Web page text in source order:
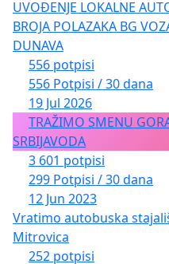
UVOĐENJE LOKALNE
BROJA POLAZAKA BG
DUNAVA
556 potpisi
556 Potpisi / 30 dana
19 Jul 2026
TRAŽIMO SMENU
SRBIJAVODA
3 601 potpisi
299 Potpisi / 30 dana
12 Jun 2023
Vratimo autobuska
Mitrovica
252 potpisi